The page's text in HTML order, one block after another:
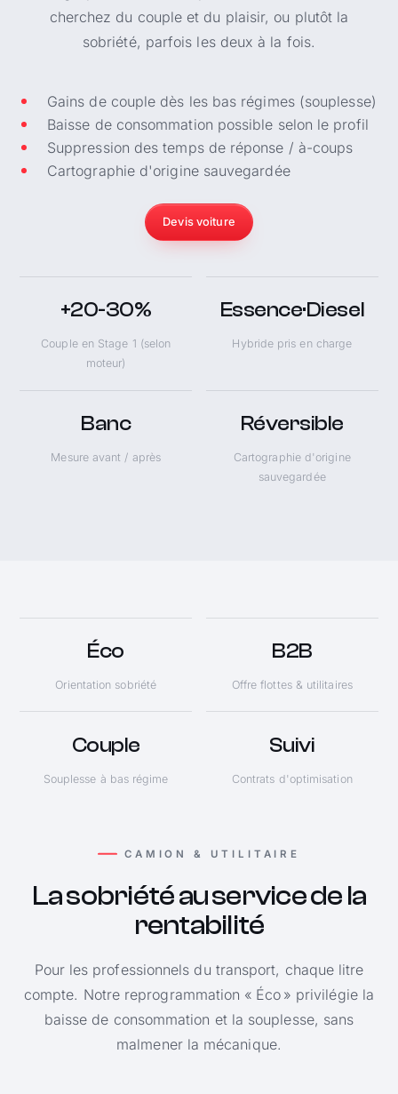
cherchez du couple et du plaisir, ou plutôt la
sobriété, parfois les deux à la fois.
Gains de couple dès les bas régimes (souplesse)
Baisse de consommation possible selon le profil
Suppression des temps de réponse / à-coups
Cartographie d'origine sauvegardée
Devis voiture
+20-30%
Couple en Stage 1 (selon
moteur)
Essence·Diesel
Hybride pris en charge
Banc
Mesure avant / après
Réversible
Cartographie d'origine
sauvegardée
Éco
Orientation sobriété
B2B
Offre flottes & utilitaires
Couple
Souplesse à bas régime
Suivi
Contrats d'optimisation
CAMION & UTILITAIRE
La sobriété au service de la
rentabilité
Pour les professionnels du transport, chaque litre
compte. Notre reprogrammation « Éco » privilégie la
baisse de consommation et la souplesse, sans
malmener la mécanique.